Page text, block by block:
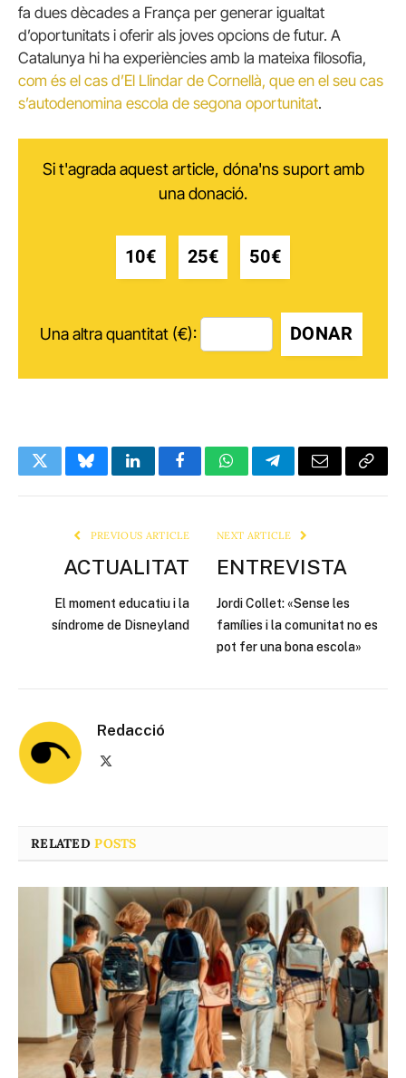
fa dues dècades a França per generar igualtat
d’oportunitats i oferir als joves opcions de futur. A
Catalunya hi ha experiències amb la mateixa filosofia,
com és el cas d’El Llindar de Cornellà, que en el seu cas
s’autodenomina escola de segona oportunitat.
Si t'agrada aquest article, dóna'ns suport amb
una donació.
10€ 25€ 50€
Una altra quantitat (€): DONAR
TwitterBlueskyLinkedInFacebookWhatsAppTelegramEmail Copy
PREVIOUS ARTICLE
ACTUALITAT
El moment educatiu i la
síndrome de Disneyland
NEXT ARTICLE
ENTREVISTA
Jordi Collet: «Sense les
famílies i la comunitat no es
pot fer una bona escola»
Redacció
RELATEDPOSTS